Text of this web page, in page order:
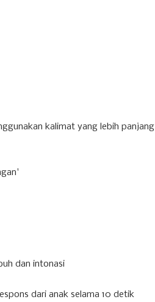
kalimat yang lebih panjang
dan intonasi
dari anak selama 10 detik